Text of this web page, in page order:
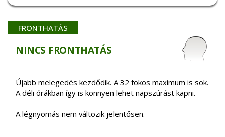
FRONTHATÁS
NINCS FRONTHATÁS
Újabb melegedés kezdődik. A 32 fokos maximum is sok.
A déli órákban így is könnyen lehet napszúrást kapni.
A légnyomás nem változik jelentősen.